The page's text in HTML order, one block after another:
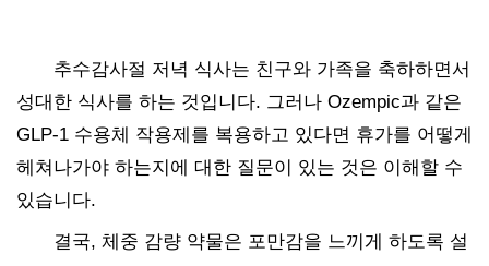
추수감사절 저녁 식사는 친구와 가족을 축하하면서
성대한 식사를 하는 것입니다. 그러나 Ozempic과 같은
GLP-1 수용체 작용제를 복용하고 있다면 휴가를 어떻게
헤쳐나가야 하는지에 대한 질문이 있는 것은 이해할 수
있습니다.
결국, 체중 감량 약물은 포만감을 느끼게 하도록 설